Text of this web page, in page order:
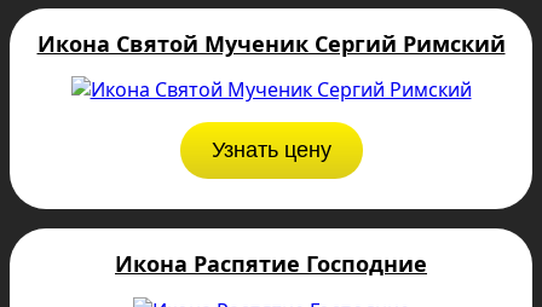
Икона Святой Мученик Сергий Римский
Узнать цену
Икона Распятие Господние